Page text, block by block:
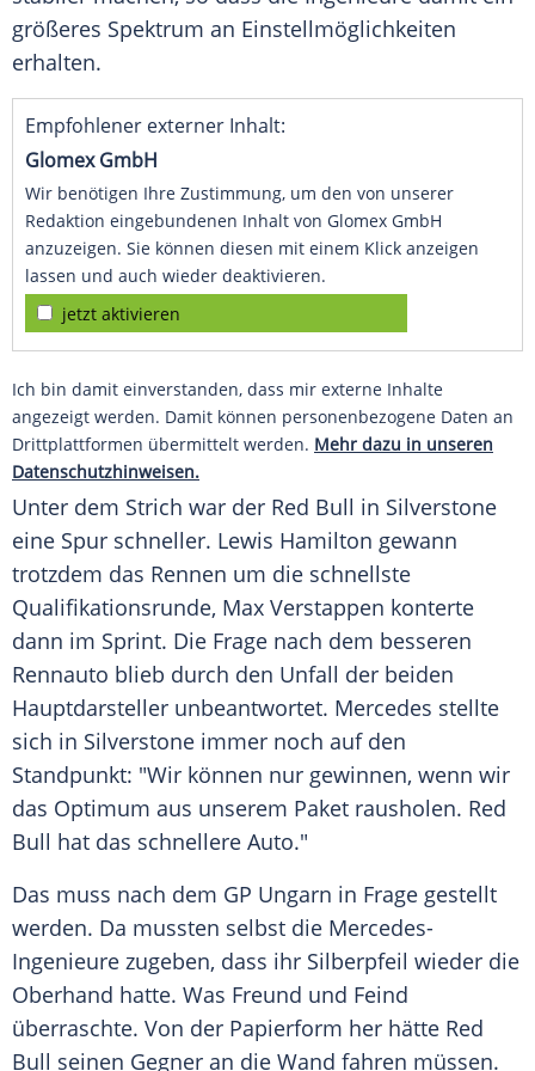
größeres Spektrum an Einstellmöglichkeiten
erhalten.
Empfohlener externer Inhalt:
Glomex GmbH
Wir benötigen Ihre Zustimmung, um den von unserer
Redaktion eingebundenen Inhalt von Glomex GmbH
anzuzeigen. Sie können diesen mit einem Klick anzeigen
lassen und auch wieder deaktivieren.
jetzt aktivieren
Ich bin damit einverstanden, dass mir externe Inhalte
angezeigt werden. Damit können personenbezogene Daten an
Drittplattformen übermittelt werden. Mehr dazu in unseren
Datenschutzhinweisen.
Unter dem Strich war der Red Bull in Silverstone
eine Spur schneller. Lewis Hamilton gewann
trotzdem das Rennen um die schnellste
Qualifikationsrunde, Max Verstappen konterte
dann im Sprint. Die Frage nach dem besseren
Rennauto blieb durch den Unfall der beiden
Hauptdarsteller unbeantwortet. Mercedes stellte
sich in Silverstone immer noch auf den
Standpunkt: "Wir können nur gewinnen, wenn wir
das Optimum aus unserem Paket rausholen. Red
Bull hat das schnellere Auto."
Das muss nach dem GP Ungarn in Frage gestellt
werden. Da mussten selbst die Mercedes-
Ingenieure zugeben, dass ihr Silberpfeil wieder die
Oberhand hatte. Was Freund und Feind
überraschte. Von der Papierform her hätte Red
Bull seinen Gegner an die Wand fahren müssen.